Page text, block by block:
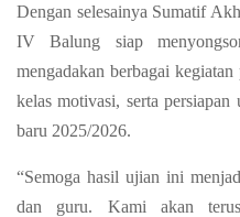
Dengan selesainya Sumatif
IV Balung siap
mengadakan berbagai
kelas motivasi, serta
baru 2025/2026.
“Semoga hasil ujian ini
dan guru. Kami akan